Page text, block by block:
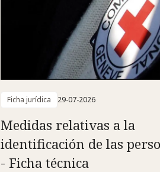
Ficha jurídica 29-07-2026
Medidas relativas a la
identificación de las
- Ficha técnica